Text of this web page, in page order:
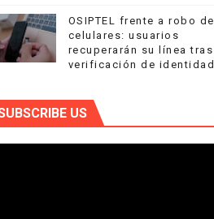
OSIPTEL frente a robo de
celulares: usuarios
recuperarán su línea tras
verificación de identidad
US